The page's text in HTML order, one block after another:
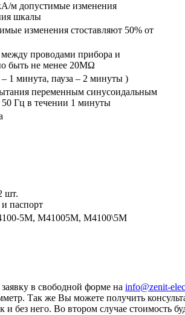
м допустимые изменения
шкалы
изменения стоставляют 50% от
проводами прибора и
быть не менее 20МΩ
1 минута, пауза – 2 минуты )
переменным синусоидальным
Гц в течении 1 минуты
шт.
паспорт
5М, М41005М, М4100\5М
в свободной форме на info@zenit-
Так же Вы можете получить
него. Во втором случае стоимость